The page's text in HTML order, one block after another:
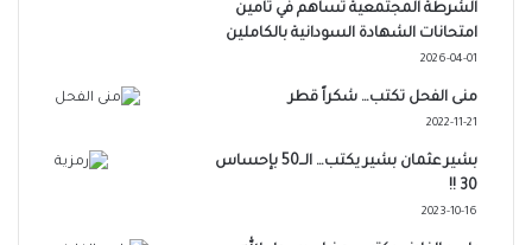
الشرطة المجتمعية تساهم في تامين
امتحانات الشهادة السودانية بالكاملين
2026-04-01
منى الفحل تكتب… شكراً قطر
2022-11-21
بشير عثمان بشير يكتب… الــ50 بإحساس
30 !!
2023-10-16